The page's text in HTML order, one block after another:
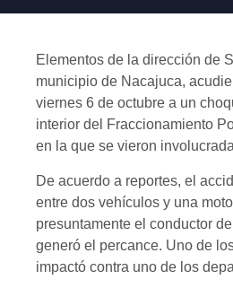
Elementos de la dirección de
municipio de Nacajuca,
viernes 6 de octubre a un
interior del Fraccionamiento
en la que se vieron
De acuerdo a reportes, el
entre dos vehículos y una
presuntamente el conductor
generó el percance. Uno de
impactó contra uno de los